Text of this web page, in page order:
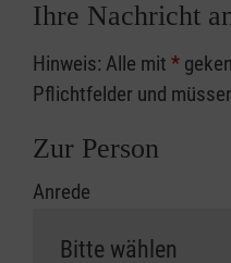
Ihre Nachricht
Hinweis: Alle mit *
Pflichtfelder und
Zur Person
Anrede